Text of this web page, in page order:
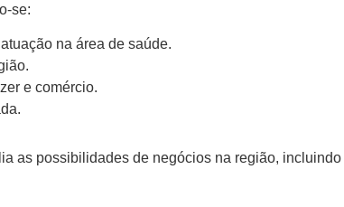
se:
na área de saúde.
e comércio.
as possibilidades de negócios na região, incluindo